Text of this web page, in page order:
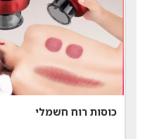
כוסות רוח חשמלי